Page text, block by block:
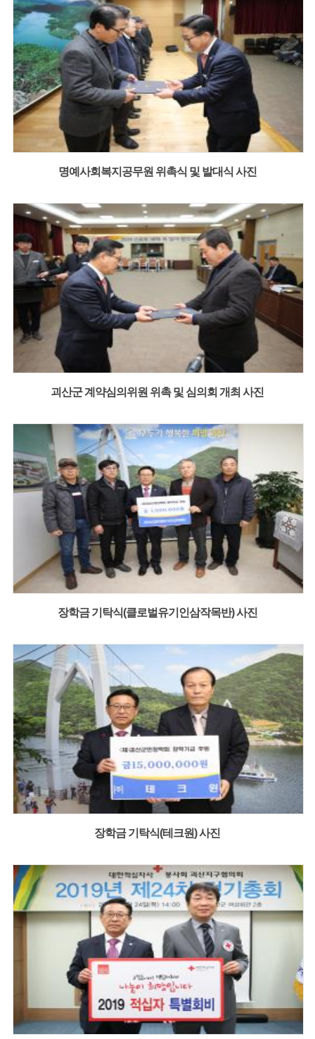
명예사회복지공무원 위촉식 및 발대식 사진
괴산군 계약심의위원 위촉 및 심의회 개최 사진
장학금 기탁식(클로벌유기인삼작목반) 사진
장학금 기탁식(테크원) 사진